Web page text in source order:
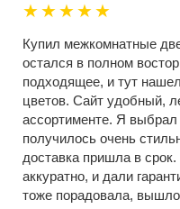
★★★★★
Купил межкомнатные
остался в полном
подходящее, и тут
цветов. Сайт удобный,
ассортименте. Я
получилось очень
доставка пришла в
аккуратно, и дали
тоже порадовала,